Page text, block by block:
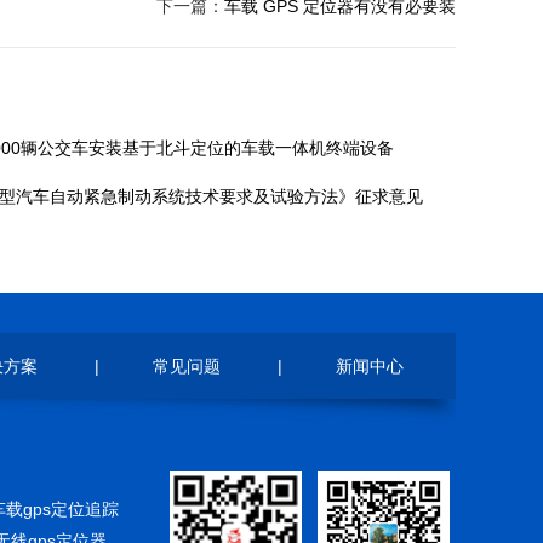
下一篇： 车载 GPS 定位器有没有必要装
辆公交车安装基于北斗定位的车载一体机终端设备
汽车自动紧急制动系统技术要求及试验方法》征求意见
案 | 常见问题 | 新闻中心
载gps定位追踪